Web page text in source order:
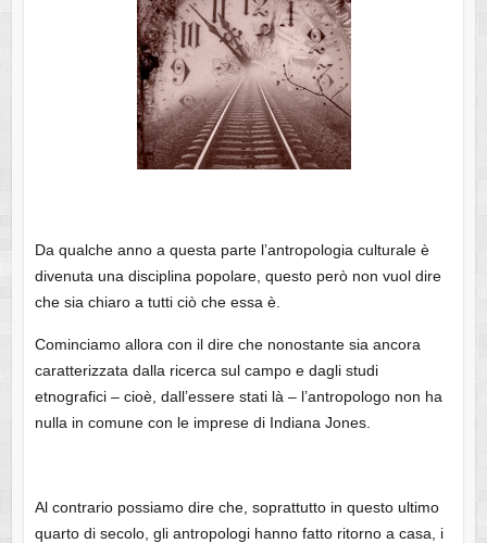
Da qualche anno a questa parte l’antropologia culturale è
divenuta una disciplina popolare, questo però non vuol dire
che sia chiaro a tutti ciò che essa è.
Cominciamo allora con il dire che nonostante sia ancora
caratterizzata dalla ricerca sul campo e dagli studi
etnografici – cioè, dall’essere stati là – l’antropologo non ha
nulla in comune con le imprese di Indiana Jones.
Al contrario possiamo dire che, soprattutto in questo ultimo
quarto di secolo, gli antropologi hanno fatto ritorno a casa, i